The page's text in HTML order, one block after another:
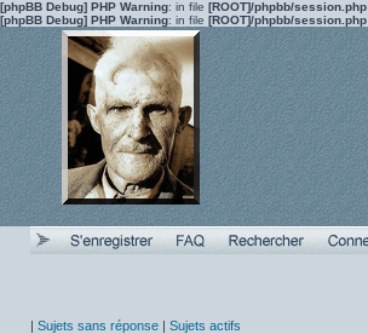
[phpBB Debug] PHP Warning: in file [ROOT]/phpbb/session.php
[phpBB Debug] PHP Warning: in file [ROOT]/phpbb/session.php
| Sujets sans réponse | Sujets actifs